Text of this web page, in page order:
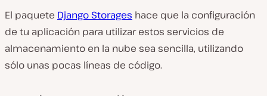
El paquete Django Storages hace que la configuración
de tu aplicación para utilizar estos servicios de
almacenamiento en la nube sea sencilla, utilizando
sólo unas pocas líneas de código.